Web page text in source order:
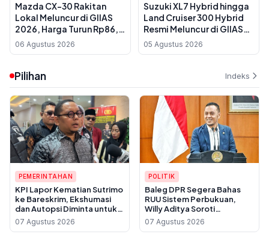
Mazda CX-30 Rakitan
Lokal Meluncur di GIIAS
2026, Harga Turun Rp86,5
Juta
06 Agustus 2026
Suzuki XL7 Hybrid hingga
Land Cruiser 300 Hybrid
Resmi Meluncur di GIIAS
2026, Ini Daftar Harga dan
Teknologinya
05 Agustus 2026
Pilihan Indeks
PEMERINTAHAN
KPI Lapor Kematian Sutrimo
ke Bareskrim, Ekshumasi
dan Autopsi Diminta untuk
Usut Dugaan Pembunuhan
07 Agustus 2026
POLITIK
Baleg DPR Segera Bahas
RUU Sistem Perbukuan,
Willy Aditya Soroti
Maraknya Penerbit Gulung
Tikar
07 Agustus 2026